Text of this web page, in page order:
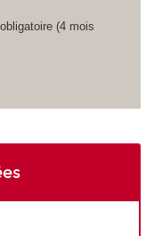
(4 mois